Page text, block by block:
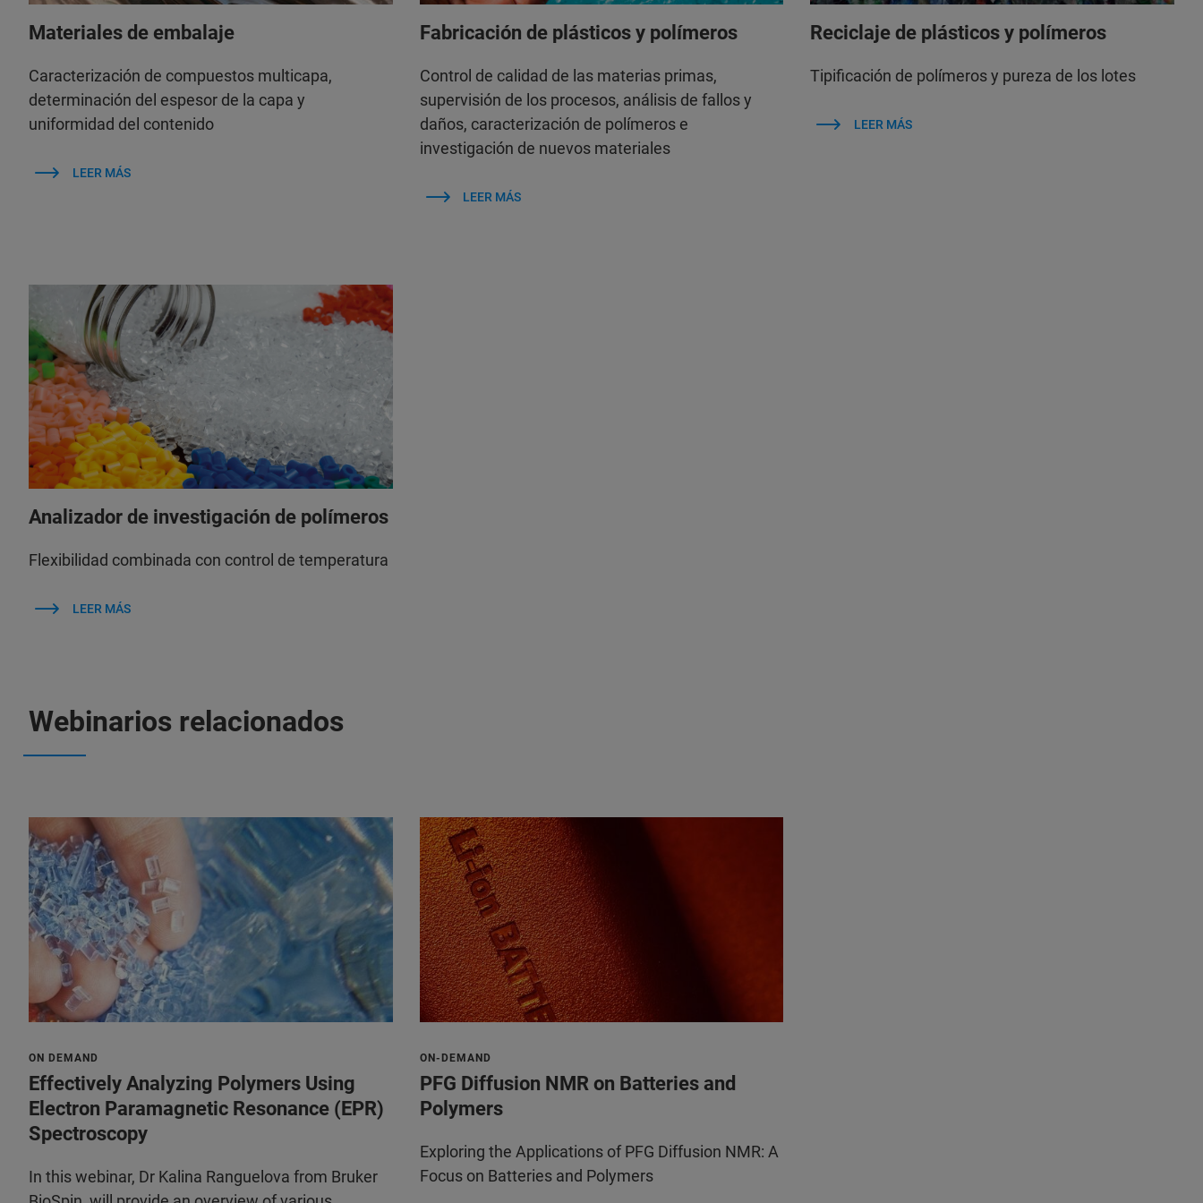
Materiales de embalaje
Caracterización de compuestos multicapa,
determinación del espesor de la capa y
uniformidad del contenido
LEER MÁS
Fabricación de plásticos y polímeros
Control de calidad de las materias primas,
supervisión de los procesos, análisis de fallos y
daños, caracterización de polímeros e
investigación de nuevos materiales
LEER MÁS
Reciclaje de plásticos y polímeros
Tipificación de polímeros y pureza de los lotes
LEER MÁS
Analizador de investigación de polímeros
Flexibilidad combinada con control de temperatura
LEER MÁS
Webinarios relacionados
ON DEMAND
Effectively Analyzing Polymers Using
Electron Paramagnetic Resonance (EPR)
Spectroscopy
In this webinar, Dr Kalina Ranguelova from Bruker
ON-DEMAND
PFG Diffusion NMR on Batteries and
Polymers
Exploring the Applications of PFG Diffusion NMR: A
Focus on Batteries and Polymers